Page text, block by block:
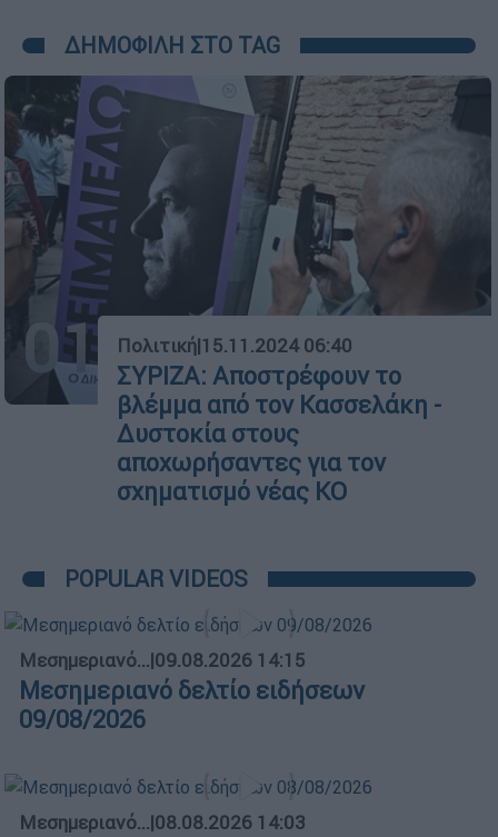
ΔΗΜΟΦΙΛΗ ΣΤΟ TAG
01 Πολιτική|15.11.2024 06:40
ΣΥΡΙΖΑ: Αποστρέφουν το
βλέμμα από τον Κασσελάκη -
Δυστοκία στους
αποχωρήσαντες για τον
σχηματισμό νέας ΚΟ
POPULAR VIDEOS
Μεσημεριανό...|09.08.2026 14:15
Μεσημεριανό δελτίο ειδήσεων
09/08/2026
Μεσημεριανό...|08.08.2026 14:03